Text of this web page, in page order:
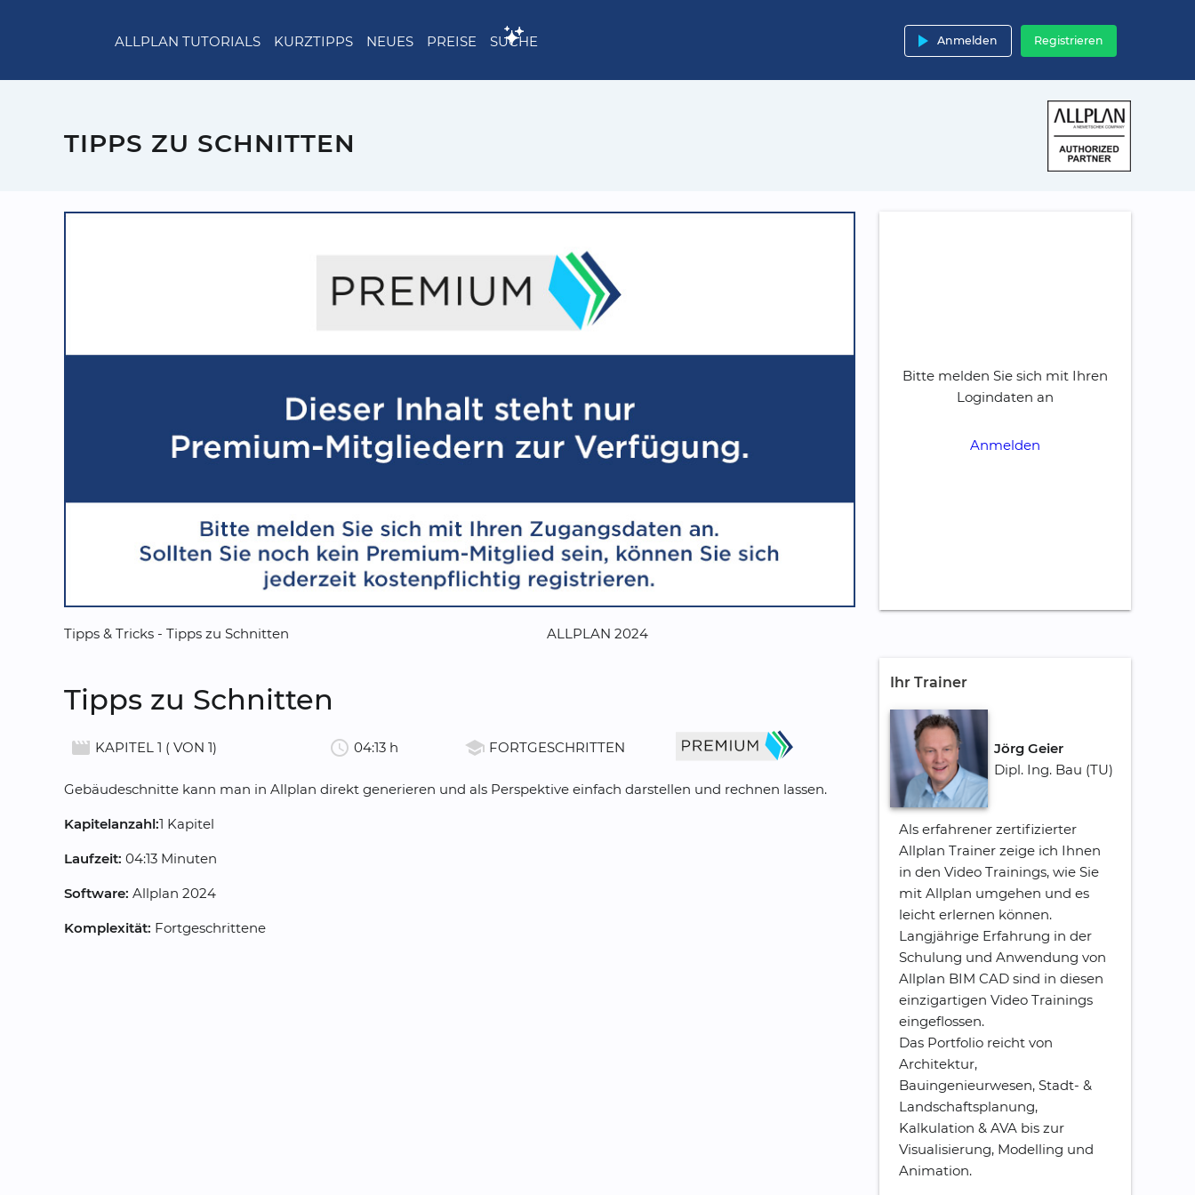
ALLPLAN TUTORIALS KURZTIPPS NEUES PREISE SUCHE play_arrow Anmelden Registrieren
TIPPS ZU SCHNITTEN
Bitte melden Sie sich mit Ihren
Logindaten an
Anmelden
Tipps & Tricks - Tipps zu Schnitten ALLPLAN 2024
Tipps zu Schnitten
movie_creation KAPITEL 1 ( VON 1) schedule 04:13 h school FORTGESCHRITTEN
Gebäudeschnitte kann man in Allplan direkt generieren und als Perspektive einfach darstellen und rechnen lassen.
Kapitelanzahl:1 Kapitel
Laufzeit: 04:13 Minuten
Software: Allplan 2024
Komplexität: Fortgeschrittene
Ihr Trainer
Jörg Geier
Dipl. Ing. Bau (TU)
Als erfahrener zertifizierter
Allplan Trainer zeige ich Ihnen
in den Video Trainings, wie Sie
mit Allplan umgehen und es
leicht erlernen können.
Langjährige Erfahrung in der
Schulung und Anwendung von
Allplan BIM CAD sind in diesen
einzigartigen Video Trainings
eingeflossen.
Das Portfolio reicht von
Architektur,
Bauingenieurwesen, Stadt- &
Landschaftsplanung,
Kalkulation & AVA bis zur
Visualisierung, Modelling und
Animation.